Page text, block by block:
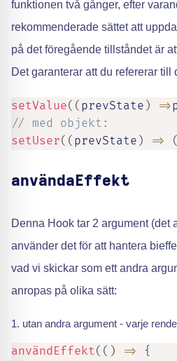
funktionen två gånger, efter
rekommenderade sättet att
på det föregående tillståndet är
Det garanterar att du refererar
setValue( ( prevState ) =>
// med objekt:
setUser( ( prevState ) => (
användaEffekt
Denna Hook tar 2 argument (det
använder det för att hantera
vad vi skickar som ett andra
anropas på olika sätt:
utan andra argument - varje
användEffekt( ( ) =>
{